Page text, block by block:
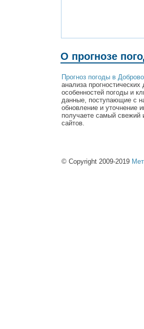
О прогнозе
Прогноз погоды в
анализа
особенностей погоды и
данные, поступающие с
обновление и уточнение
получаете самый свежий
сайтов.
© Copyright 2009-2019